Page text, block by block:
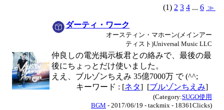
(1) 2 3 4 ... 6 ≫
ダーティ・ワーク
オースティン・マホーン(メインアー
ティスト)Universal Music LLC
仲良しの電光掲示板君との絡みで、最後の最
後にちょっとだけ使いました。
ええ、ブルゾンちえみ 35億7000万 で (^^;
キーワード : [ネタ] [ブルゾンちえみ]
(Category:SUGO使用
BGM - 2017/06/19 - tackmix - 18361Clicks)